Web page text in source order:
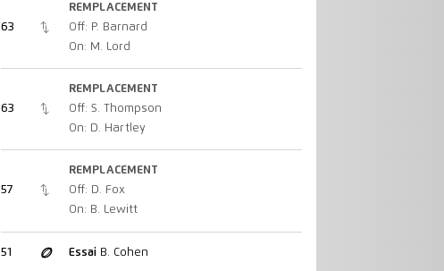
63
REMPLACEMENT
Off: P. Barnard
On: M. Lord
63
REMPLACEMENT
Off: S. Thompson
On: D. Hartley
57
REMPLACEMENT
Off: D. Fox
On: B. Lewitt
51 EssaiB. Cohen